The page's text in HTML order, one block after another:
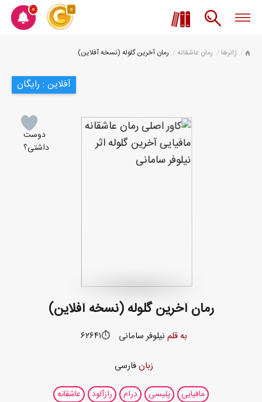
0 0
ژانرها رمان عاشقانه رمان آخرین گلوله (نسخه آفلاین)
آفلاین : رایگان
دوست
داشتی؟
رمان آخرین گلوله (نسخه آفلاین)
به قلم نیلوفر سامانی ⏱️۶۲۶۴۱
زبانفارسی
مافیایی پلیسی درام رازآلود عاشقانه